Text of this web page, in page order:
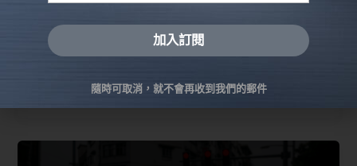
訟外和解」兩種，本文將為你整理兩者的效力、優缺
點！
閱讀全文 »
加入訂閱
隨時可取消，就不會再收到我們的郵件